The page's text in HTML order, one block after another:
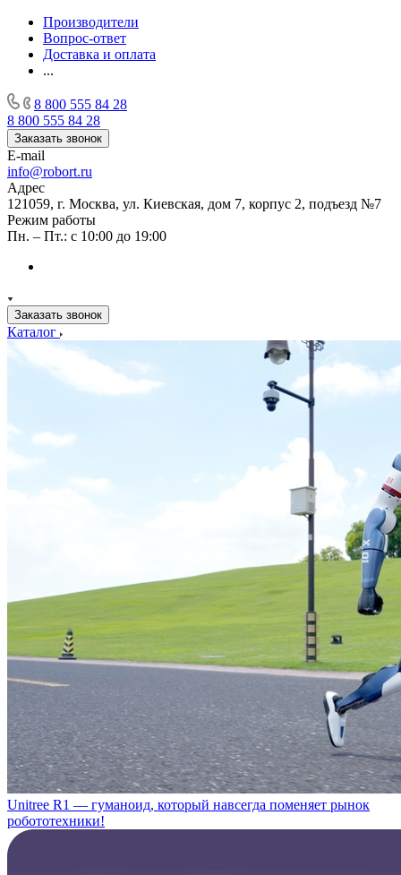
Производители
Вопрос-ответ
Доставка и оплата
...
8 800 555 84 28
8 800 555 84 28
Заказать звонок
E-mail
info@robort.ru
Адрес
121059, г. Москва, ул. Киевская, дом 7, корпус 2, подъезд №7
Режим работы
Пн. – Пт.: с 10:00 до 19:00
Заказать звонок
Каталог
Unitree R1 — гуманоид, который навсегда поменяет рынок
робототехники!